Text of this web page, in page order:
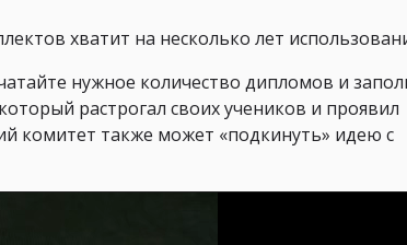
хватит на несколько лет
нужное количество дипломов и
растрогал своих учеников и проявил
комитет также может «подкинуть» идею с